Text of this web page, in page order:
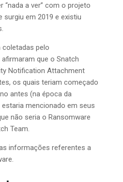
“nada a ver” com o projeto
surgiu em 2019 e existiu
pelo
que o Snatch
Notification Attachment
os quais teriam começado
antes (na época da
mencionado em seus
não seria o Ransomware
Team.
informações referentes a